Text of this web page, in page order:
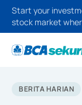
Start your
stock market
BERITA HARIAN